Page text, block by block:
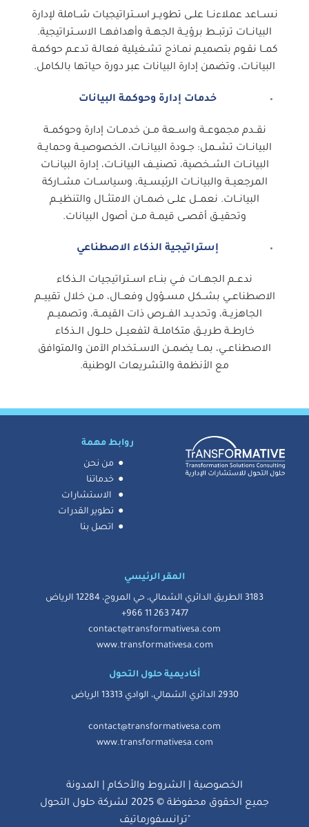
نســاعد عملاءنــا علــى تطويــر اســتراتيجيات شــاملة لإدارة
البيانــات ترتبــط برؤيــة الجهــة وأهدافهــا الاســتراتيجية.
كمــا نقـوم بتصميـم نمـاذج تشـغيلية فعالـة تدعـم حوكمـة
البيانـات، وتضمن إدارة البيانات عبر دورة حياتها بالكامل.
خدمات إدارة وحوكمة البيانات
نقــدم مجموعــة واســعة مــن خدمــات إدارة وحوكمــة
البيانــات تشــمل: جــودة البيانــات، الخصوصيــة وحمايــة
البيانــات الشــخصية، تصنيــف البيانــات، إدارة البيانــات
المرجعيــة والبيانــات الرئيســية، وسياســات مشــاركة
البيانــات. نعمــل علــى ضمــان الامتثــال والتنظيــم
وتحقيــق أقصــى قيمــة مــن أصول البيانات.
إستراتيجية الذكاء الاصطناعي
ندعــم الجهــات فــي بنــاء اســتراتيجيات الــذكاء
الاصطناعــي بشــكل مســؤول وفعــال، مــن خلال تقييــم
الجاهزيــة، وتحديــد الفــرص ذات القيمــة، وتصميــم
خارطــة طريــق متكاملــة لتفعيــل حلــول الــذكاء
الاصطناعــي، بمــا يضمــن الاســتخدام الآمن والمتوافق
مع الأنظمة والتشريعات الوطنية.
روابط مهمة
● من نحن
● خدماتنا
● الاستشارات
● تطوير القدرات
● اتصل بنا
المقر الرئيسي
3183 الطريق الدائري الشمالي، حي المروج، 12284 الرياض
7477 263 11 966+
contact@transformativesa.com
www.transformativesa.com
أكاديمية حلول التحول
2930 الدائري الشمالي، الوادي 13313 الرياض
contact@transformativesa.com
www.transformativesa.com
الخصوصية الشروط والأحكام | المدونة
جميع الحقوق محفوظة © 2025 لشركة حلول التحول
"ترانسفورماتيف